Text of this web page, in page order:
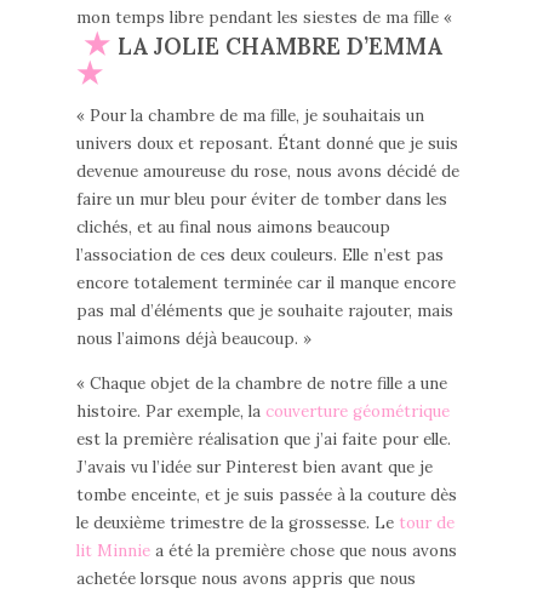
mon temps libre pendant les siestes de ma fille «
★ LA JOLIE CHAMBRE D’EMMA
★
« Pour la chambre de ma fille, je souhaitais un
univers doux et reposant. Étant donné que je suis
devenue amoureuse du rose, nous avons décidé de
faire un mur bleu pour éviter de tomber dans les
clichés, et au final nous aimons beaucoup
l’association de ces deux couleurs. Elle n’est pas
encore totalement terminée car il manque encore
pas mal d’éléments que je souhaite rajouter, mais
nous l’aimons déjà beaucoup. »
« Chaque objet de la chambre de notre fille a une
histoire. Par exemple, lacouverture géométrique
est la première réalisation que j’ai faite pour elle.
J’avais vu l’idée sur Pinterest bien avant que je
tombe enceinte, et je suis passée à la couture dès
le deuxième trimestre de la grossesse. Le tour de
lit Minniea été la première chose que nous avons
achetée lorsque nous avons appris que nous